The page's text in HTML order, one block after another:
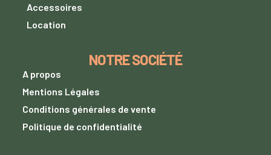
Accessoires
Location
NOTRE SOCIÉTÉ
A propos
Mentions Légales
Conditions générales de vente
Politique de confidentialité